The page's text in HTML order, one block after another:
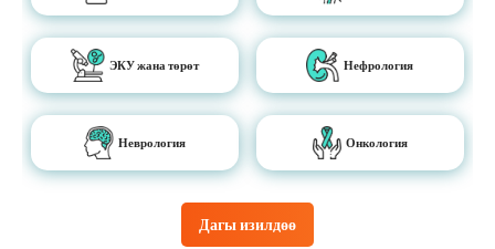
Дагы изилдөө
ЭКУ жана төрөт Нефрология
Неврология Онкология